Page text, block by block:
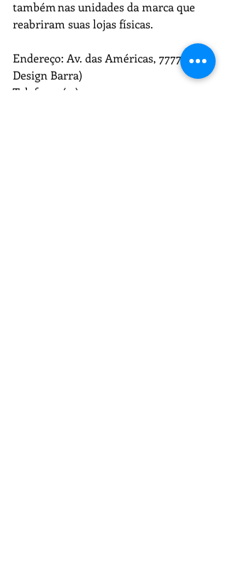
também nas unidades da marca que
reabriram suas lojas físicas.
Endereço: Av. das Américas, 7777 (Rio
Design Barra)
Telefone: (21) 3500-5590